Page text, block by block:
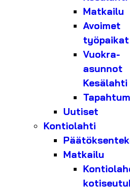
Matkailu
Avoimet
työpaikat
Vuokra-
asunnot
Kesälahti
Uutiset
Kontiolahti
Matkailu